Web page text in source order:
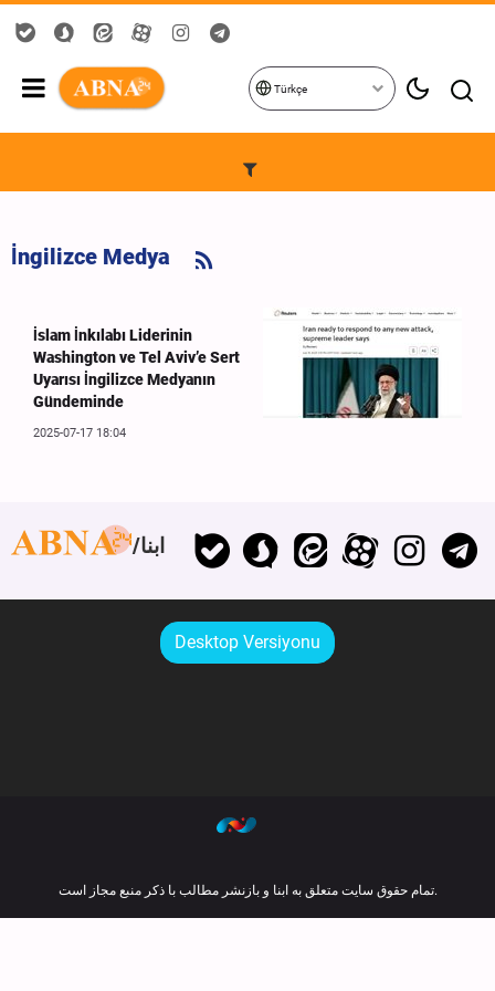
Türkçe
İngilizce Medya
İslam İnkılabı Liderinin
Washington ve Tel Aviv’e Sert
Uyarısı İngilizce Medyanın
Gündeminde
2025-07-17 18:04
ابنا
Desktop Versiyonu
تمام حقوق سایت متعلق به ابنا و بازنشر مطالب با ذکر منبع مجاز است.